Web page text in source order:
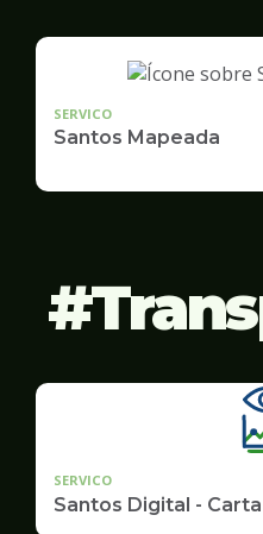
SERVICO
Santos Mapeada
SERVICO
Santos Digital -